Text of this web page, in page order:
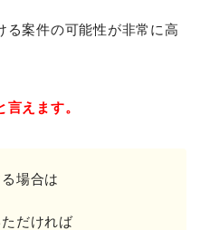
る案件の可能性が非常に高
えます。
場合は
だければ